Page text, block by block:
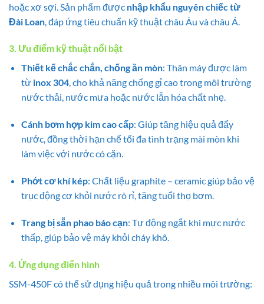
hoặc xơ sợi. Sản phẩm được nhập khẩu nguyên chiếc từ
Đài Loan , đáp ứng tiêu chuẩn kỹ thuật châu Âu và châu Á.
3. Ưu điểm kỹ thuật nổi bật
Thiết kế chắc chắn, chống ăn mòn: Thân máy được làm
từ inox 304, cho khả năng chống gỉ cao trong môi trường
nước thải, nước mưa hoặc nước lẫn hóa chất nhẹ.
Cánh bơm hợp kim cao cấp: Giúp tăng hiệu quả đẩy
nước, đồng thời hạn chế tối đa tình trạng mài mòn khi
làm việc với nước có cặn.
Phớt cơ khí kép: Chất liệu graphite – ceramic giúp bảo vệ
trục động cơ khỏi nước rò rỉ, tăng tuổi thọ bơm.
Trang bị sẵn phao báo cạn: Tự động ngắt khi mực nước
thấp, giúp bảo vệ máy khỏi cháy khô.
4. Ứng dụng điển hình
SSM-450F có thể sử dụng hiệu quả trong nhiều môi trường: